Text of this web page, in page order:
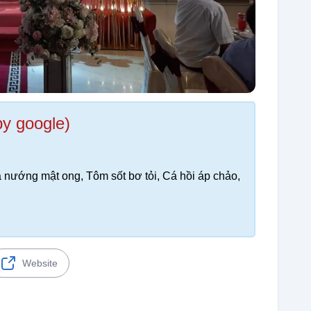
google)
mật ong, Tôm sốt bơ tỏi, Cá hồi áp chảo,
Website